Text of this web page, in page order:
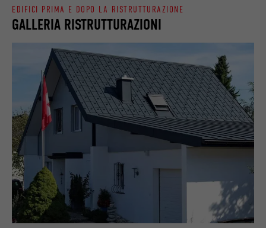
GALLERIA RISTRUTTURAZIONI
EDIFICI PRIMA E DOPO LA RISTRUTTURAZIONE
integrata.
NOME bcookie
PROVIDER LinkedIn
DECORSO 2 anni
SCOPO
Utilizzato dal servizio di social network
LinkedIn per il tracking dell’utilizzo di
prestazioni di servizio integrate.
NOME bscookie
PROVIDER LinkedIn